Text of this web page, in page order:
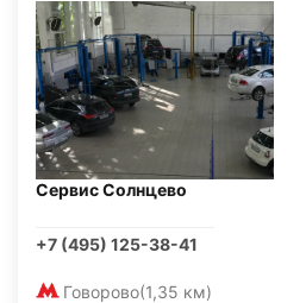
Сервис Солнцево
+7 (495) 125-38-41
Говорово(1,35 км)